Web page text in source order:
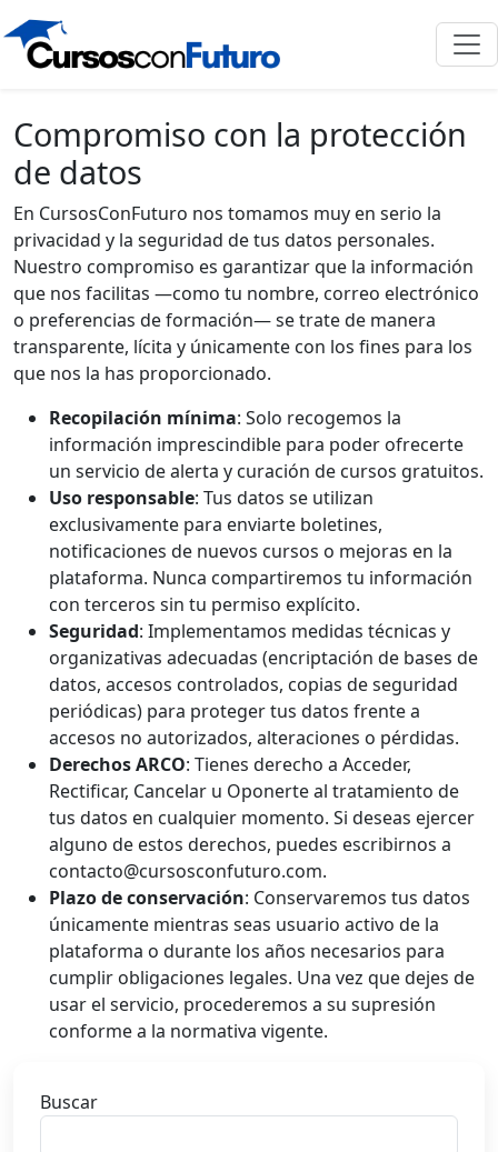
Compromiso con la protección
de datos
En CursosConFuturo nos tomamos muy en serio la
privacidad y la seguridad de tus datos personales.
Nuestro compromiso es garantizar que la información
que nos facilitas —como tu nombre, correo electrónico
o preferencias de formación— se trate de manera
transparente, lícita y únicamente con los fines para los
que nos la has proporcionado.
Recopilación mínima: Solo recogemos la
información imprescindible para poder ofrecerte
un servicio de alerta y curación de cursos gratuitos.
Uso responsable: Tus datos se utilizan
exclusivamente para enviarte boletines,
notificaciones de nuevos cursos o mejoras en la
plataforma. Nunca compartiremos tu información
con terceros sin tu permiso explícito.
Seguridad: Implementamos medidas técnicas y
organizativas adecuadas (encriptación de bases de
datos, accesos controlados, copias de seguridad
periódicas) para proteger tus datos frente a
accesos no autorizados, alteraciones o pérdidas.
Derechos ARCO: Tienes derecho a Acceder,
Rectificar, Cancelar u Oponerte al tratamiento de
tus datos en cualquier momento. Si deseas ejercer
alguno de estos derechos, puedes escribirnos a
contacto@cursosconfuturo.com.
Plazo de conservación: Conservaremos tus datos
únicamente mientras seas usuario activo de la
plataforma o durante los años necesarios para
cumplir obligaciones legales. Una vez que dejes de
usar el servicio, procederemos a su supresión
conforme a la normativa vigente.
Buscar